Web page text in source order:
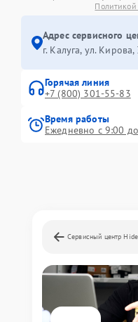
Политикой
Адрес сервисного
г. Калуга, ул. Кирова,
Горячая линия
+7 (800) 301-55-83
Время работы
Ежедневно с 9:00
Сервисный центр